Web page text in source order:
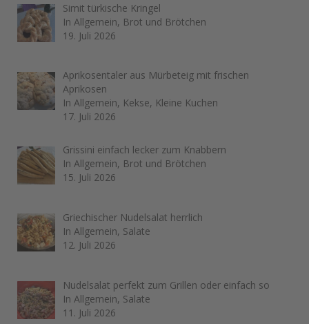
Simit türkische Kringel
In Allgemein, Brot und Brötchen
19. Juli 2026
Aprikosentaler aus Mürbeteig mit frischen
Aprikosen
In Allgemein, Kekse, Kleine Kuchen
17. Juli 2026
Grissini einfach lecker zum Knabbern
In Allgemein, Brot und Brötchen
15. Juli 2026
Griechischer Nudelsalat herrlich
In Allgemein, Salate
12. Juli 2026
Nudelsalat perfekt zum Grillen oder einfach so
In Allgemein, Salate
11. Juli 2026